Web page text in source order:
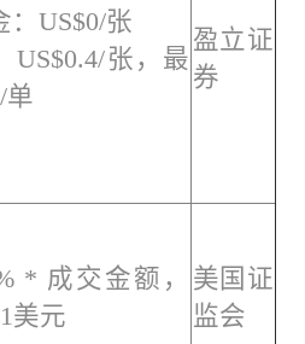
：US$0/张
US$0.4/张，最
单
盈立证
券
* 成交金额，
美元
美国证
监会